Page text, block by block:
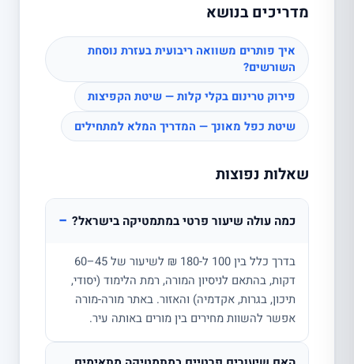
מדריכים בנושא
איך פותרים משוואה ריבועית בעזרת נוסחת
השורשים?
פירוק טרינום בקלי קלות — שיטת הקפיצות
שיטת כפל מאונך — המדריך המלא למתחילים
שאלות נפוצות
כמה עולה שיעור פרטי במתמטיקה בישראל? −
בדרך כלל בין 100 ל-180 ₪ לשיעור של 45–60
דקות, בהתאם לניסיון המורה, רמת הלימוד (יסודי,
תיכון, בגרות, אקדמיה) והאזור. באתר מורה-מורה
אפשר להשוות מחירים בין מורים באותה עיר.